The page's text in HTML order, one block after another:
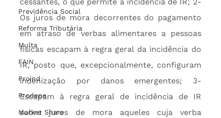
Previdência Social
Reforma Tributária
Multa
FAIN
Proind
Prodepe
Market Share
cessantes, o que permite a incidência de IR; 2-
Os juros de mora decorrentes do pagamento
em atraso de verbas alimentares a pessoas
físicas escapam à regra geral da incidência do
IR, posto que, excepcionalmente, configuram
indenização por danos emergentes; 3-
Escapam à regra geral de incidência de IR
sobre juros de mora aqueles cuja verba